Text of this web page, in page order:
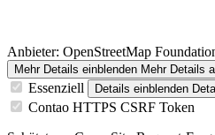
Anbieter: OpenStreetMap
Mehr Details einblenden Mehr Details
Essenziell Details einblenden
Contao HTTPS CSRF Token